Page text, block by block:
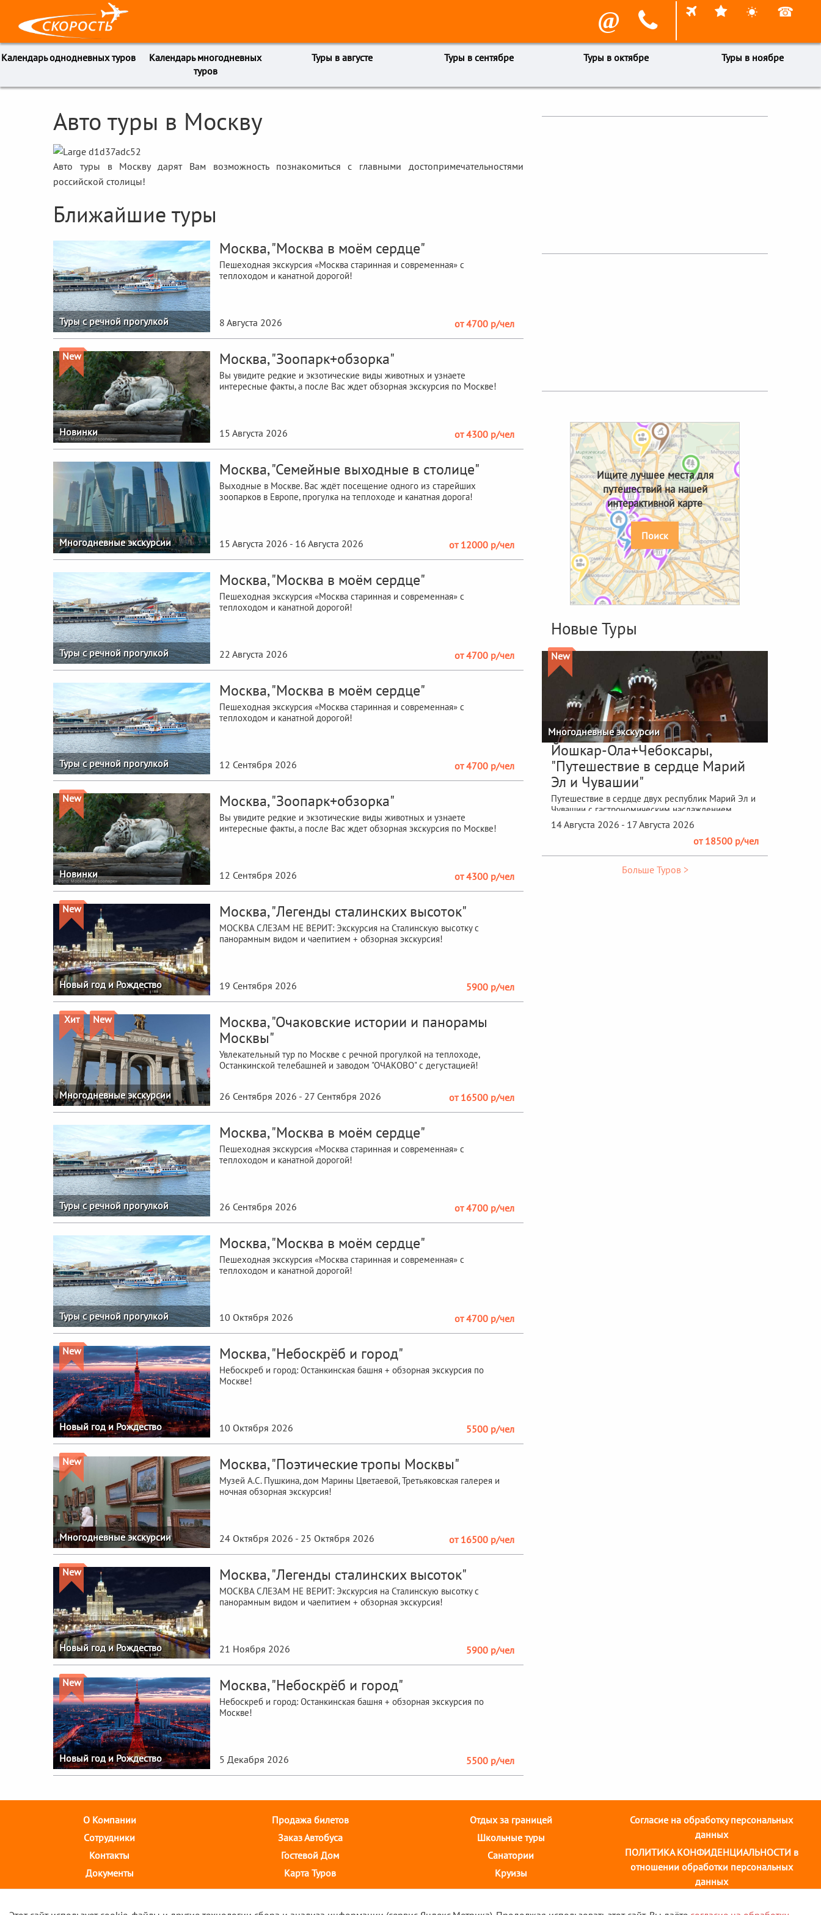
@     ☎
Календарь однодневных туров
Календарь многодневных
туров
Туры в августе Туры в сентябре Туры в октябре Туры в ноябре
Авто туры в Москву
Авто туры в Москву дарят Вам возможность познакомиться с главными достопримечательностями
российской столицы!
Ближайшие туры
Туры с речной прогулкой
Москва, "Москва в моём сердце"
Пешеходная экскурсия «Москва старинная и современная» с
теплоходом и канатной дорогой!
8 Августа 2026 от 4700 р/чел
New
Новинки
Москва, "Зоопарк+обзорка"
Вы увидите редкие и экзотические виды животных и узнаете
интересные факты, а после Вас ждет обзорная экскурсия по Москве!
15 Августа 2026 от 4300 р/чел
Многодневные экскурсии
Москва, "Семейные выходные в столице"
Выходные в Москве. Вас ждёт посещение одного из старейших
зоопарков в Европе, прогулка на теплоходе и канатная дорога!
15 Августа 2026 - 16 Августа 2026 от 12000 р/чел
Туры с речной прогулкой
Москва, "Москва в моём сердце"
Пешеходная экскурсия «Москва старинная и современная» с
теплоходом и канатной дорогой!
22 Августа 2026 от 4700 р/чел
Туры с речной прогулкой
Москва, "Москва в моём сердце"
Пешеходная экскурсия «Москва старинная и современная» с
теплоходом и канатной дорогой!
12 Сентября 2026 от 4700 р/чел
New
Новинки
Москва, "Зоопарк+обзорка"
Вы увидите редкие и экзотические виды животных и узнаете
интересные факты, а после Вас ждет обзорная экскурсия по Москве!
12 Сентября 2026 от 4300 р/чел
New
Новый год и Рождество
Москва, "Легенды сталинских высоток"
МОСКВА СЛЕЗАМ НЕ ВЕРИТ: Экскурсия на Сталинскую высотку с
панорамным видом и чаепитием + обзорная экскурсия!
19 Сентября 2026 5900 р/чел
Хит New
Многодневные экскурсии
Москва, "Очаковские истории и панорамы
Москвы"
Увлекательный тур по Москве с речной прогулкой на теплоходе,
Останкинской телебашней и заводом "ОЧАКОВО" с дегустацией!
26 Сентября 2026 - 27 Сентября 2026 от 16500 р/чел
Туры с речной прогулкой
Москва, "Москва в моём сердце"
Пешеходная экскурсия «Москва старинная и современная» с
теплоходом и канатной дорогой!
26 Сентября 2026 от 4700 р/чел
Туры с речной прогулкой
Москва, "Москва в моём сердце"
Пешеходная экскурсия «Москва старинная и современная» с
теплоходом и канатной дорогой!
10 Октября 2026 от 4700 р/чел
New
Новый год и Рождество
Москва, "Небоскрёб и город"
Небоскреб и город: Останкинская башня + обзорная экскурсия по
Москве!
10 Октября 2026 5500 р/чел
New
Многодневные экскурсии
Москва, "Поэтические тропы Москвы"
Музей А.С. Пушкина, дом Марины Цветаевой, Третьяковская галерея и
ночная обзорная экскурсия!
24 Октября 2026 - 25 Октября 2026 от 16500 р/чел
New
Новый год и Рождество
Москва, "Легенды сталинских высоток"
МОСКВА СЛЕЗАМ НЕ ВЕРИТ: Экскурсия на Сталинскую высотку с
панорамным видом и чаепитием + обзорная экскурсия!
21 Ноября 2026 5900 р/чел
New
Новый год и Рождество
Москва, "Небоскрёб и город"
Небоскреб и город: Останкинская башня + обзорная экскурсия по
Москве!
5 Декабря 2026 5500 р/чел
Ищите лучшее места для
путешествий на нашей
интерактивной карте
Поиск
Новые Туры
New
Многодневные экскурсии
Йошкар-Ола+Чебоксары,
"Путешествие в сердце Марий
Эл и Чувашии"
Путешествие в сердце двух республик Марий Эл и
Чувашии с гастрономическим наслаждением
фестиваля "ЙОШКА-ЕШ"
14 Августа 2026 - 17 Августа 2026
от 18500 р/чел
Больше Туров >
О Компании
Cотрудники
Контакты
Документы
Продажа билетов
Заказ Автобуса
Гостевой Дом
Карта Туров
Отдых за границей
Школьные туры
Санатории
Круизы
Согласие на обработку персональных
данных
ПОЛИТИКА КОНФИДЕНЦИАЛЬНОСТИ в
отношении обработки персональных
данных